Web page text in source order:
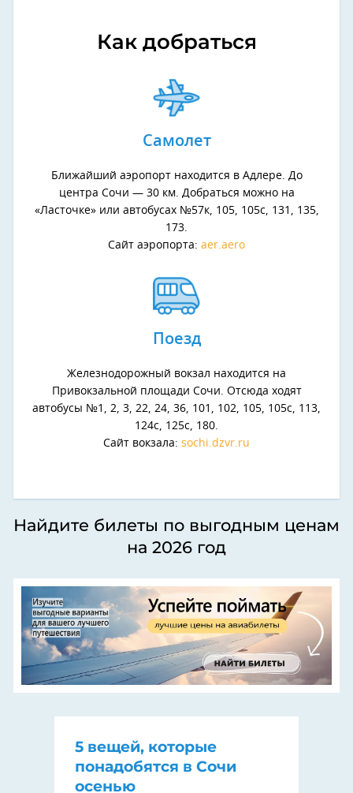
Как добраться
Самолет
Ближайший аэропорт находится в Адлере. До
центра Сочи — 30 км. Добраться можно на
«Ласточке» или автобусах №57к, 105, 105с, 131, 135,
173.
Сайт аэропорта: aer.aero
Поезд
Железнодорожный вокзал находится на
Привокзальной площади Сочи. Отсюда ходят
автобусы №1, 2, 3, 22, 24, 36, 101, 102, 105, 105с, 113,
124с, 125с, 180.
Сайт вокзала: sochi.dzvr.ru
Найдите билеты по выгодным ценам
на 2026 год
5 вещей, которые
понадобятся в Сочи
осенью